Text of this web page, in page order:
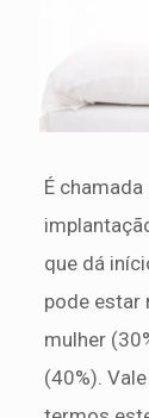
É
que dá
pode estar
mulher
(40%).